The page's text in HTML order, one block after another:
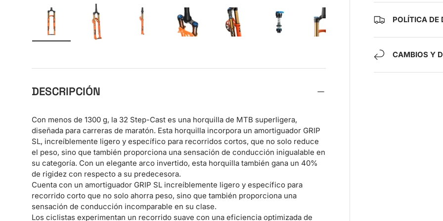
POLÍTICA DE
CAMBIOS Y
DESCRIPCIÓN
Con menos de 1300 g, la 32 Step-Cast es una horquilla de MTB superligera,
diseñada para carreras de maratón. Esta horquilla incorpora un amortiguador GRIP
SL, increíblemente ligero y específico para recorridos cortos, que no solo reduce
el peso, sino que también proporciona una sensación de conducción inigualable en
su categoría. Con un elegante arco invertido, esta horquilla también gana un 40%
de rigidez con respecto a su predecesora.
Cuenta con un amortiguador GRIP SL increíblemente ligero y específico para
recorrido corto que no solo ahorra peso, sino que también proporciona una
sensación de conducción incomparable en su clase.
Los ciclistas experimentan un recorrido suave con una eficiencia optimizada de